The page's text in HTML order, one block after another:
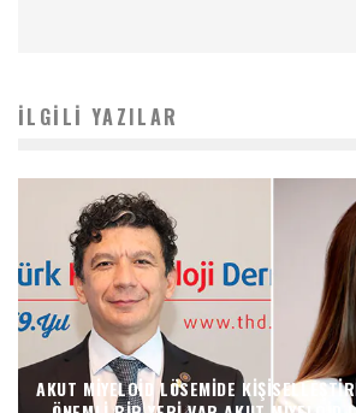
İLGILI YAZILAR
AKUT MIYELOID LÖSEMIDE